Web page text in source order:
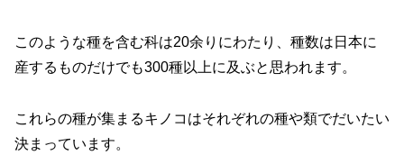
このような種を含む科は20余りにわたり、種数は日本に
産するものだけでも300種以上に及ぶと思われます。
これらの種が集まるキノコはそれぞれの種や類でだいたい
決まっています。